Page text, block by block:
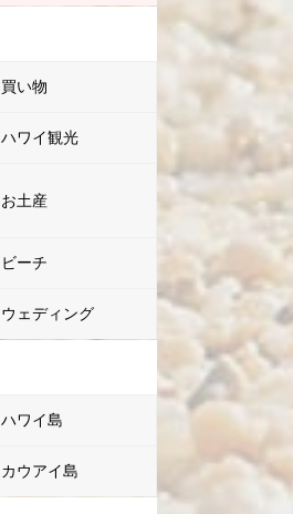
買い物
ハワイ観光
お土産
ビーチ
ウェディング
ハワイ島
カウアイ島